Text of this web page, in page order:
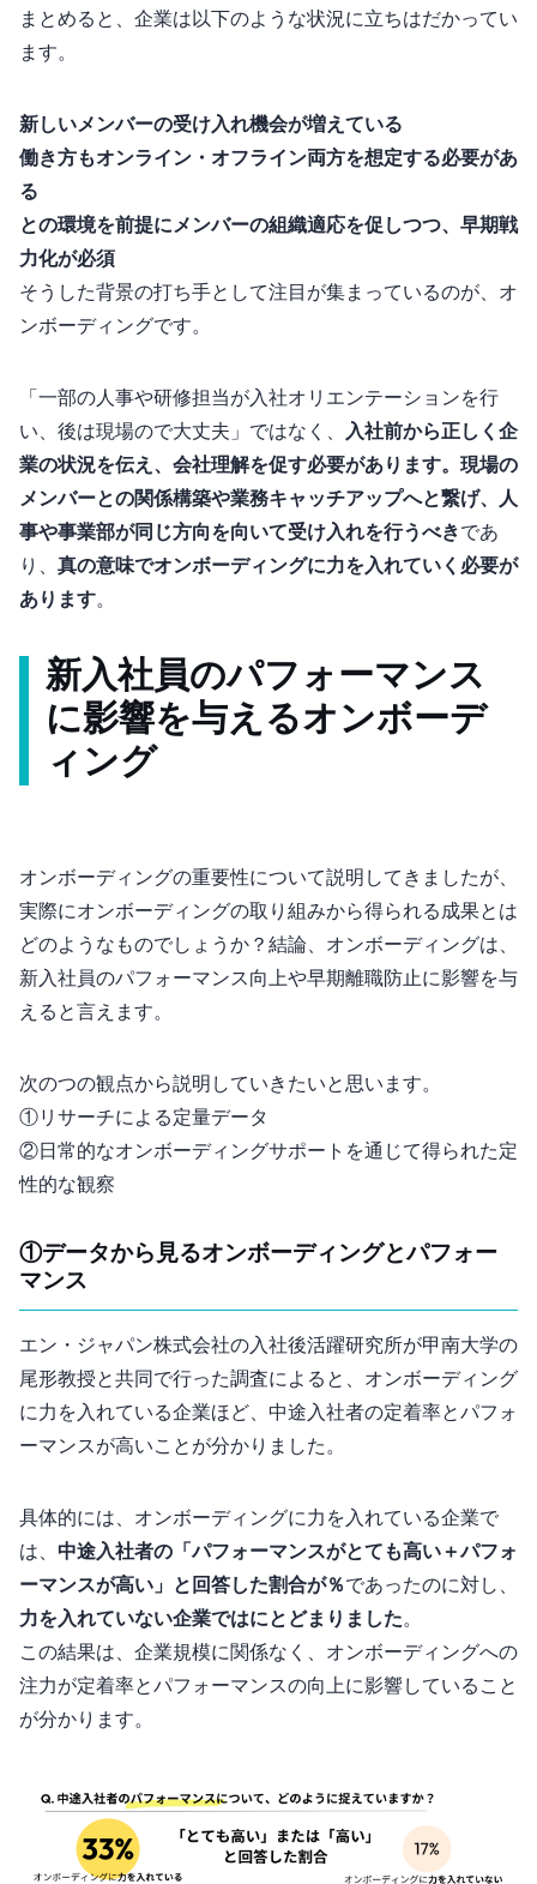
まとめると、企業は以下のような状況に立ちはだかってい
ます。
新しいメンバーの受け入れ機会が増えている
働き方もオンライン・オフライン両方を想定する必要があ
る
1と2の環境を前提にメンバーの組織適応を促しつつ、早期戦
力化が必須
そうした背景の打ち手として注目が集まっているのが、オ
ンボーディングです。
「一部の人事や研修担当が入社オリエンテーションを行
い、後は現場のOJTで大丈夫」ではなく、
入社前から正しく企
業の状況を伝え、会社理解を促す必要があります。現場の
メンバーとの関係構築や業務キャッチアップへと繋げ、人
事や事業部が同じ方向を向いて受け入れを行うべきであ
り、 真の意味でオンボーディングに力を入れていく必要が
あります。
新入社員のパフォーマンス
に影響を与えるオンボーデ
ィング
オンボーディングの重要性について説明してきましたが、
実際にオンボーディングの取り組みから得られる成果とは
どのようなものでしょうか？結論、オンボーディングは、
新入社員のパフォーマンス向上や早期離職防止に影響を与
えると言えます。
次の2つの観点から説明していきたいと思います。
①リサーチによる定量データ
②日常的なオンボーディングサポートを通じて得られた定
性的な観察
①データから見るオンボーディングとパフォー
マンス
エン・ジャパン株式会社の入社後活躍研究所が甲南大学の
尾形教授と共同で行った調査によると、オンボーディング
に力を入れている企業ほど、中途入社者の定着率とパフォ
ーマンスが高いことが分かりました。
具体的には、オンボーディングに力を入れている企業で
は、 中途入社者の「パフォーマンスがとても高い＋パフォ
ーマンスが高い」と回答した割合が33％であったのに対し、
力を入れていない企業では17%にとどまりました。
この結果は、企業規模に関係なく、オンボーディングへの
注力が定着率とパフォーマンスの向上に影響していること
が分かります。